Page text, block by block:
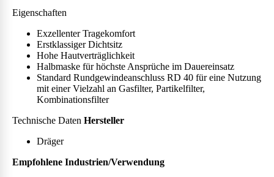
Eigenschaften
Exzellenter Tragekomfort
Erstklassiger Dichtsitz
Hohe Hautverträglichkeit
Halbmaske für höchste Ansprüche im Dauereinsatz
Standard Rundgewindeanschluss RD 40 für eine Nutzung
mit einer Vielzahl an Gasfilter, Partikelfilter,
Kombinationsfilter
Technische Daten Hersteller
Dräger
Empfohlene Industrien/Verwendung